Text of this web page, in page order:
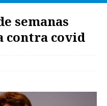
semanas
contra covid